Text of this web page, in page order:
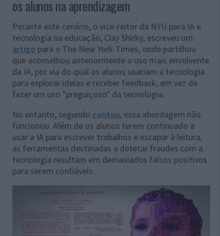
os alunos na aprendizagem
Perante este cenário, o vice-reitor da NYU para IA e
tecnologia na educação, Clay Shirky, escreveu um
artigo para o The New York Times, onde partilhou
que aconselhou anteriormente o uso mais envolvente
da IA, por via do qual os alunos usariam a tecnologia
para explorar ideias e receber feedback, em vez de
fazer um uso "preguiçoso" da tecnologia.
No entanto, segundo contou, essa abordagem não
funcionou. Além de os alunos terem continuado a
usar a IA para escrever trabalhos e escapar à leitura,
as ferramentas destinadas a detetar fraudes com a
tecnologia resultam em demasiados falsos positivos
para serem confiáveis.